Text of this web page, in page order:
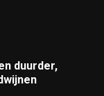
duurder,